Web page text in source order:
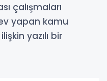
çalışmaları
yapan kamu
yazılı bir